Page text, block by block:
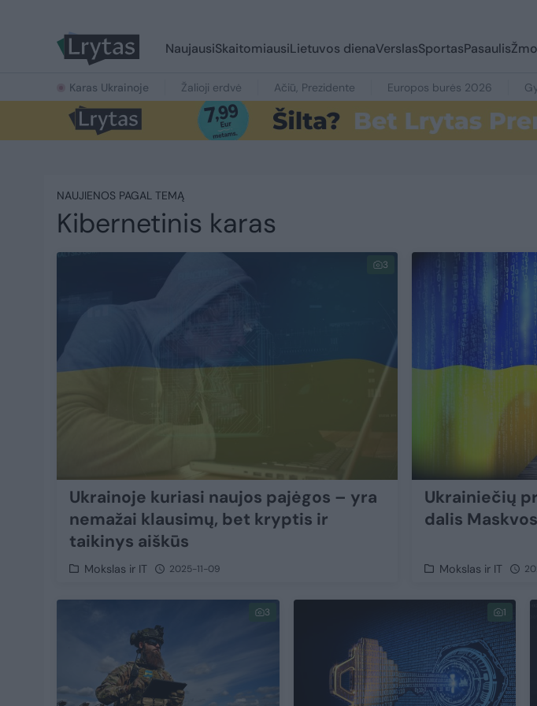
NaujausiSkaitomiausiLietuvos dienaVerslasSportasPasaulis
Karas Ukrainoje Žalioji erdvė Ačiū, Prezidente Europos burės 2026
NAUJIENOS PAGAL TEMĄ
Kibernetinis karas
3
Ukrainoje kuriasi naujos pajėgos – yra
nemažai klausimų, bet kryptis ir
taikinys aiškūs
Mokslas ir IT 2025-11-09
Ukrainiečių
dalis
Mokslas ir IT
3 1